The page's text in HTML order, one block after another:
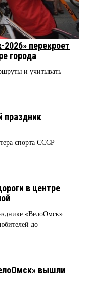
перекроет
города
и учитывать
праздник
спорта СССР
в центре
«ВелоОмск»
до
вышли